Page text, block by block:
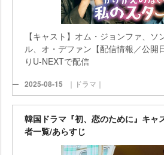
【キャスト】オム・ジョンファ、ソ
ル、オ・デファン【配信情報／公開
りU-NEXTで配信
2025-08-15 ｜ドラマ｜
韓国ドラマ『初、恋のために』キャ
者一覧/あらすじ